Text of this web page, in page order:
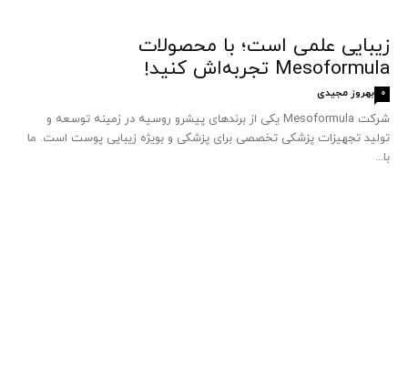
زیبایی علمی است؛ با محصولات
Mesoformula تجربه‌اش کنید!
بهروز مجیدی 0
شرکت Mesoformula یکی از برندهای پیشرو روسیه در زمینه توسعه و
تولید تجهیزات پزشکی تخصصی برای پزشکی و بویژه زیبایی پوست است. ما
با...